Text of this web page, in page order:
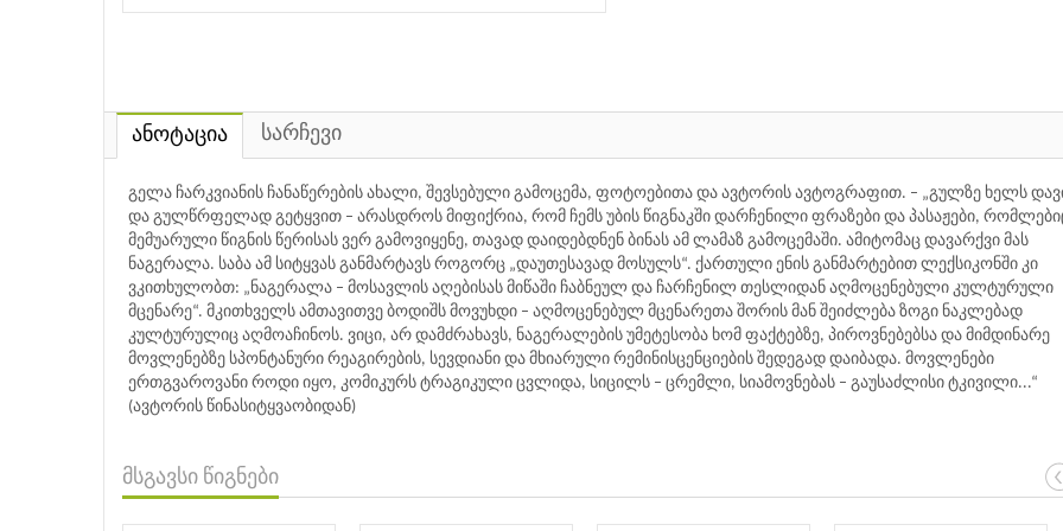
ანოტაცია სარჩევი
გელა ჩარკვიანის ჩანაწერების ახალი, შევსებული გამოცემა, ფოტოებითა და ავტორის ავტოგრაფით. – „გულზე ხელს
და გულწრფელად გეტყვით – არასდროს მიფიქრია, რომ ჩემს უბის წიგნაკში დარჩენილი ფრაზები და პასაჟები,
მემუარული წიგნის წერისას ვერ გამოვიყენე, თავად დაიდებდნენ ბინას ამ ლამაზ გამოცემაში. ამიტომაც დავარქვი მას
ნაგერალა. საბა ამ სიტყვას განმარტავს როგორც „დაუთესავად მოსულს“. ქართული ენის განმარტებით ლექსიკონში კი
ვკითხულობთ: „ნაგერალა – მოსავლის აღებისას მიწაში ჩაბნეულ და ჩარჩენილ თესლიდან აღმოცენებული კულტურული
მცენარე“. მკითხველს ამთავითვე ბოდიშს მოვუხდი – აღმოცენებულ მცენარეთა შორის მან შეიძლება ზოგი ნაკლებად
კულტურულიც აღმოაჩინოს. ვიცი, არ დამძრახავს, ნაგერალების უმეტესობა ხომ ფაქტებზე, პიროვნებებსა და მიმდინარე
მოვლენებზე სპონტანური რეაგირების, სევდიანი და მხიარული რემინისცენციების შედეგად დაიბადა. მოვლენები
ერთგვაროვანი როდი იყო, კომიკურს ტრაგიკული ცვლიდა, სიცილს – ცრემლი, სიამოვნებას – გაუსაძლისი ტკივილი...“
(ავტორის წინასიტყვაობიდან)
მსგავსი წიგნები